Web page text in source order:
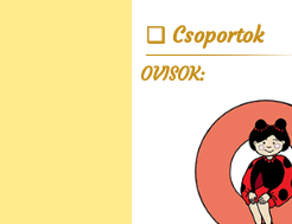
Csoportok
OVISOK: